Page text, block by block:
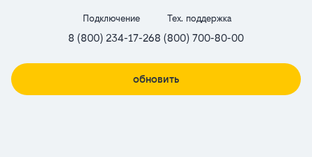
Подключение
8 (800) 234-17-26
Тех. поддержка
8 (800) 700-80-00
обновить